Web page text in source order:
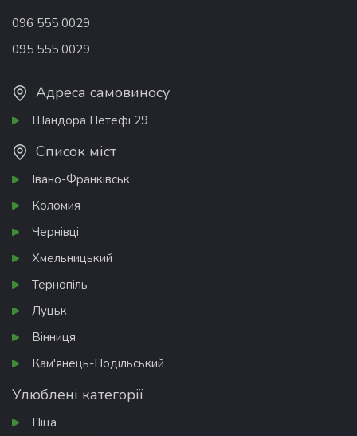
096 555 0029
095 555 0029
Адреса самовиносу
Шандора Петефі 29
Список міст
Івано-Франківськ
Коломия
Чернівці
Хмельницький
Тернопіль
Луцьк
Вінниця
Кам'янець-Подільський
Улюблені категорії
Піца